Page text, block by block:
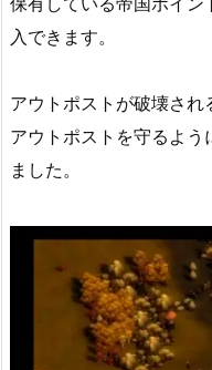
入できます。
アウトポストが破壊され
アウトポストを守るよ
ました。